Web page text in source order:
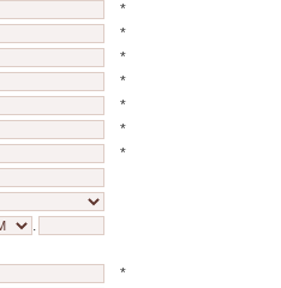
*
*
*
*
*
*
*
.
*